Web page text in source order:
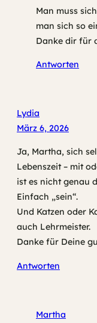
Man muss
man sich so
Danke dir für
Antworten
Lydia
März 6, 2026
Ja, Martha, sich
Lebenszeit – mit
ist es nicht genau
Einfach „sein“.
Und Katzen oder
auch Lehrmeister.
Danke für Deine
Antworten
Martha